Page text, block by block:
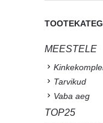
MEESTELE
Tarvikud
Vaba aeg
TOP25